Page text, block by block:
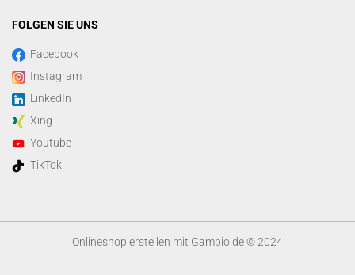
FOLGEN SIE UNS
Facebook
Instagram
LinkedIn
Xing
Youtube
TikTok
Onlineshop erstellen mit Gambio.de © 2024